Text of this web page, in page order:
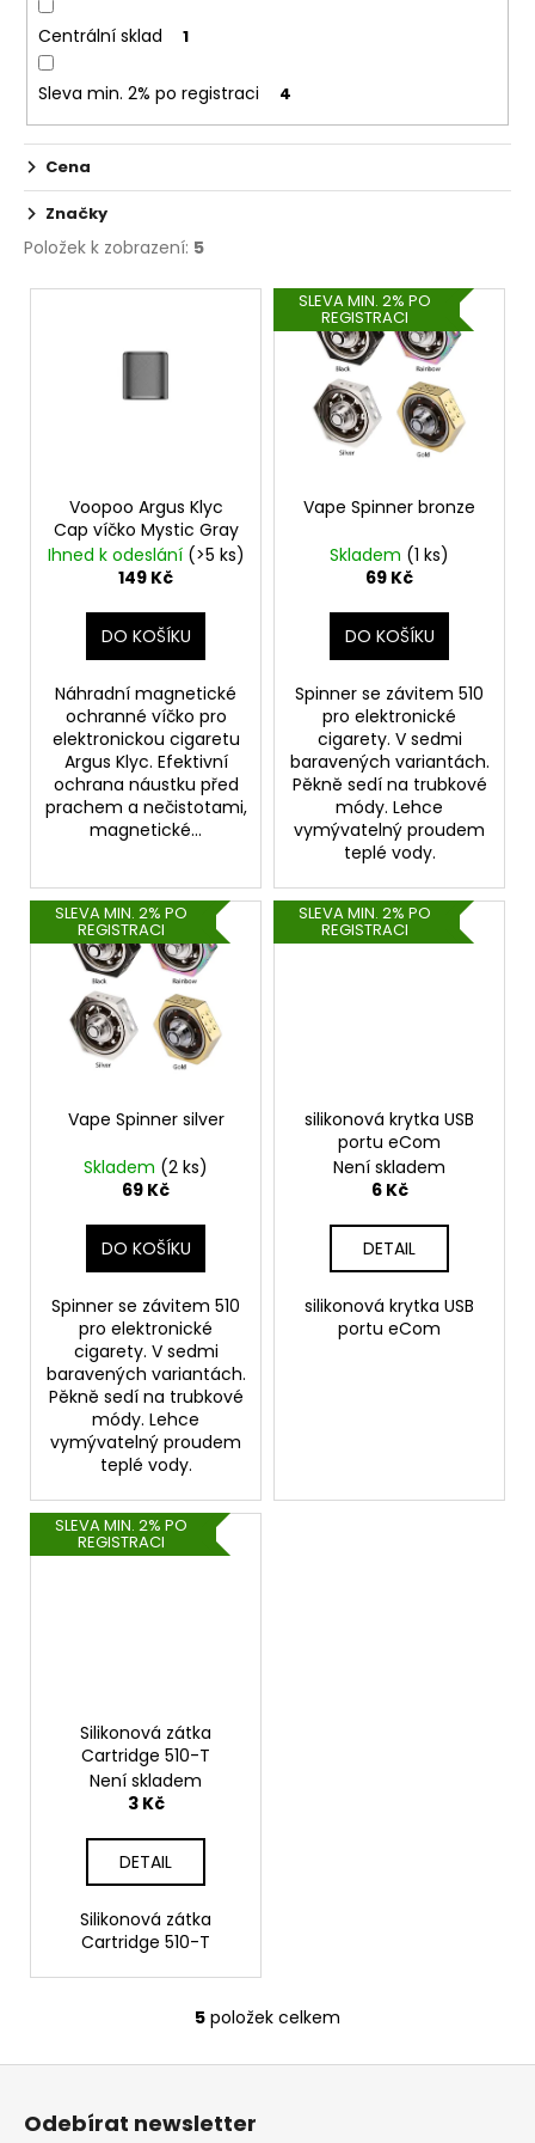
Centrální sklad 1
Sleva min. 2% po registraci 4
Cena
Značky
Položek k zobrazení: 5
V
Voopoo Argus Klyc
Cap víčko Mystic Gray
Ihned k odeslání (>5 ks)
149 Kč
DO KOŠÍKU
Náhradní magnetické
ochranné víčko pro
elektronickou cigaretu
Argus Klyc. Efektivní
ochrana náustku před
prachem a nečistotami,
magnetické...
SLEVA MIN. 2% PO
REGISTRACI
Vape Spinner bronze
Skladem (1 ks)
69 Kč
DO KOŠÍKU
Spinner se závitem 510
pro elektronické
cigarety. V sedmi
baravených variantách.
Pěkně sedí na trubkové
módy. Lehce
vymývatelný proudem
teplé vody.
SLEVA MIN. 2% PO
REGISTRACI
Vape Spinner silver
Skladem (2 ks)
69 Kč
DO KOŠÍKU
Spinner se závitem 510
pro elektronické
cigarety. V sedmi
baravených variantách.
Pěkně sedí na trubkové
módy. Lehce
vymývatelný proudem
teplé vody.
SLEVA MIN. 2% PO
REGISTRACI
silikonová krytka USB
portu eCom
Není skladem
6 Kč
DETAIL
silikonová krytka USB
portu eCom
SLEVA MIN. 2% PO
REGISTRACI
Silikonová zátka
Cartridge 510-T
Není skladem
3 Kč
DETAIL
Silikonová zátka
Cartridge 510-T
O
5 položek celkem
u
m
e
OXVA
XLIM
TOP
SS
Z
Odebírat newsletter